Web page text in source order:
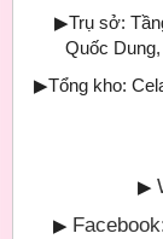
▶Trụ sở:
Quốc
▶Tổng kho:
▶
▶